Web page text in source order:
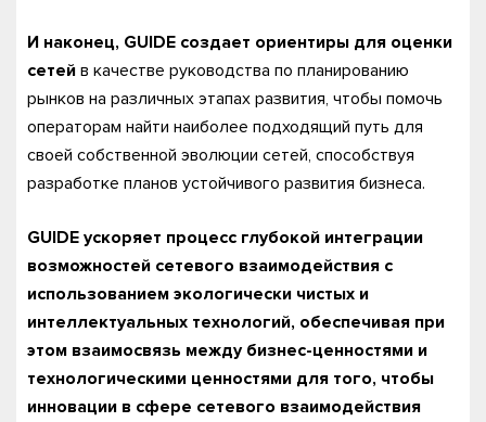
И наконец, GUIDE создает ориентиры для оценки
сетей в качестве руководства по планированию
рынков на различных этапах развития, чтобы помочь
операторам найти наиболее подходящий путь для
своей собственной эволюции сетей, способствуя
разработке планов устойчивого развития бизнеса.
GUIDE ускоряет процесс глубокой интеграции
возможностей сетевого взаимодействия с
использованием экологически чистых и
интеллектуальных технологий, обеспечивая при
этом взаимосвязь между бизнес-ценностями и
технологическими ценностями для того, чтобы
инновации в сфере сетевого взаимодействия